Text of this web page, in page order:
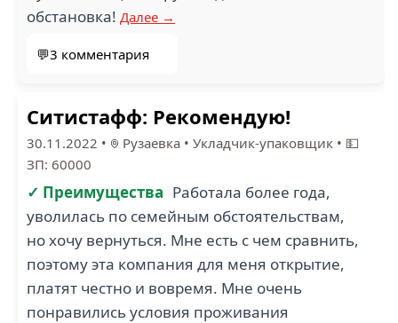
обстановка! Далее →
💬3 комментария
Ситистафф: Рекомендую!
30.11.2022 • Рузаевка • Укладчик-упаковщик • 💵
ЗП: 60000
✓ Преимущества Работала более года,
уволилась по семейным обстоятельствам,
но хочу вернуться. Мне есть с чем сравнить,
поэтому эта компания для меня открытие,
платят честно и вовремя. Мне очень
понравились условия проживания